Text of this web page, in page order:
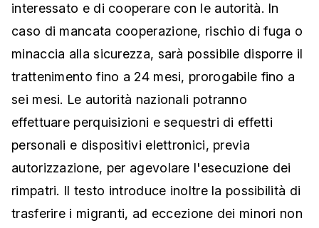
interessato e di cooperare con le autorità. In
caso di mancata cooperazione, rischio di fuga o
minaccia alla sicurezza, sarà possibile disporre il
trattenimento fino a 24 mesi, prorogabile fino a
sei mesi. Le autorità nazionali potranno
effettuare perquisizioni e sequestri di effetti
personali e dispositivi elettronici, previa
autorizzazione, per agevolare l'esecuzione dei
rimpatri. Il testo introduce inoltre la possibilità di
trasferire i migranti, ad eccezione dei minori non